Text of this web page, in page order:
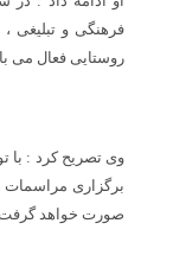
روستایی فعال می
وی تصریح کرد : با
برگزاری مراسمات
صورت خواهد